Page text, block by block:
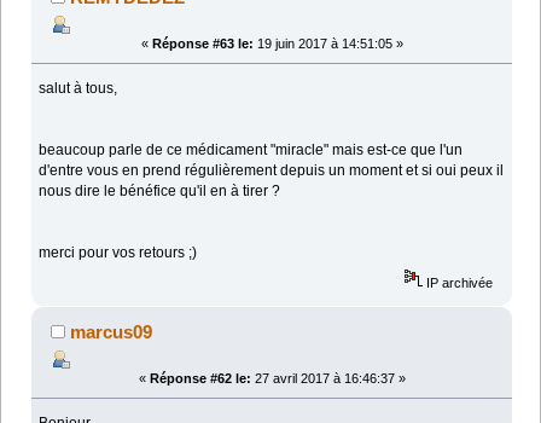
« Réponse #63 le: 19 juin 2017 à 14:51:05 »
salut à tous,
beaucoup parle de ce médicament "miracle" mais est-ce que l'un
d'entre vous en prend régulièrement depuis un moment et si oui peux il
nous dire le bénéfice qu'il en à tirer ?
merci pour vos retours ;)
IP archivée
marcus09
« Réponse #62 le: 27 avril 2017 à 16:46:37 »